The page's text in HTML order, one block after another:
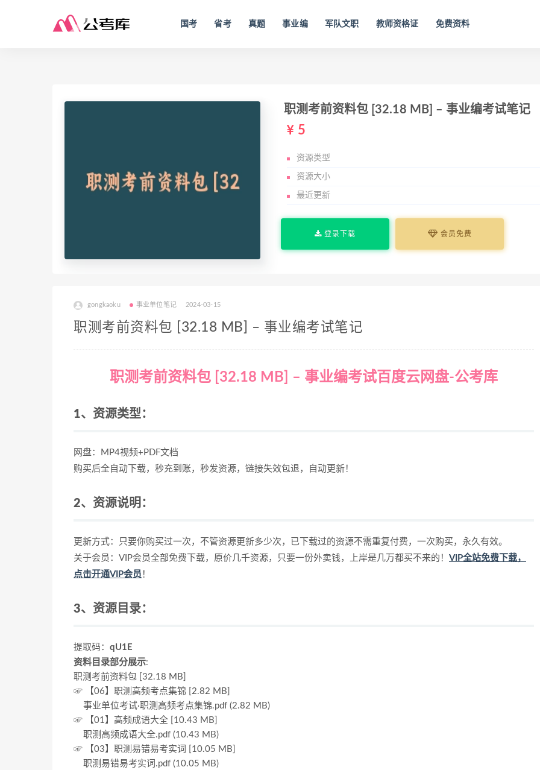
国考 省考 真题 事业编 军队文职 教师资格证 免费资料
职测考前资料包 [32.18 MB] – 事业编考试笔记
5
资源类型
资源大小
最近更新
登录下载 会员免费
gongkaoku 事业单位笔记 2024-03-15
职测考前资料包 [32.18 MB] – 事业编考试笔记
职测考前资料包 [32.18 MB] – 事业编考试百度云网盘-公考库
1、资源类型：
网盘：MP4视频+PDF文档
购买后全自动下载，秒充到账，秒发资源，链接失效包退，自动更新！
2、资源说明：
更新方式：只要你购买过一次，不管资源更新多少次，已下载过的资源不需重复付费，一次购买，永久有效。
关于会员：VIP会员全部免费下载，原价几千资源，只要一份外卖钱，上岸是几万都买不来的！ VIP全站免费下载，
点击开通VIP会员 ！
3、资源目录：
提取码： qU1E
资料目录部分展示:
职测考前资料包 [32.18 MB]
☞ 【06】职测高频考点集锦 [2.82 MB]
事业单位考试·职测高频考点集锦.pdf (2.82 MB)
☞ 【01】高频成语大全 [10.43 MB]
职测高频成语大全.pdf (10.43 MB)
☞ 【03】职测易错易考实词 [10.05 MB]
职测易错易考实词.pdf (10.05 MB)